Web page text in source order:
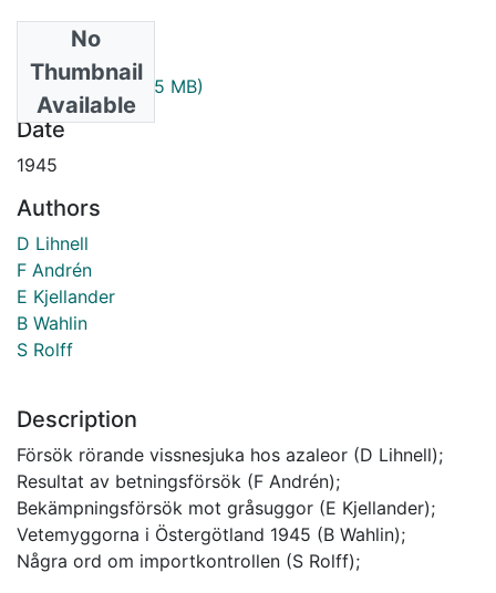
No
Thumbnail
Available
1945_9_5.pdf(1.65 MB)
Date
1945
Authors
D Lihnell
F Andrén
E Kjellander
B Wahlin
S Rolff
Description
Försök rörande vissnesjuka hos azaleor (D Lihnell);
Resultat av betningsförsök (F Andrén);
Bekämpningsförsök mot gråsuggor (E Kjellander);
Vetemyggorna i Östergötland 1945 (B Wahlin);
Några ord om importkontrollen (S Rolff);